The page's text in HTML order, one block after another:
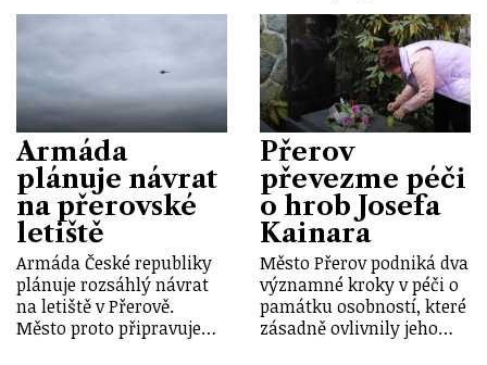
Armáda
plánuje návrat
na přerovské
letiště
Armáda České republiky
plánuje rozsáhlý návrat
na letiště v Přerově.
Město proto připravuje…
Přerov
převezme péči
o hrob Josefa
Kainara
Město Přerov podniká dva
významné kroky v péči o
památku osobností, které
zásadně ovlivnily jeho…